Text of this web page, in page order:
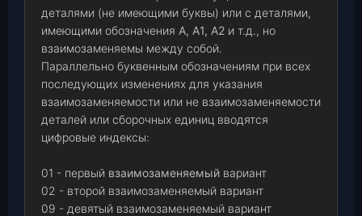
деталями (не имеющими буквы) или с деталями,
имеющими обозначения А, А1, А2 и т.д., но
взаимозаменяемы между собой.
Параллельно буквенным обозначениям при всех
последующих изменениях для указания
взаимозаменяемости или не взаимозаменяемости
деталей или сборочных единиц вводятся
цифровые индексы:
01 - первый взаимозаменяемый вариант
02 - второй взаимозаменяемый вариант
09 - девятый взаимозаменяемый вариант